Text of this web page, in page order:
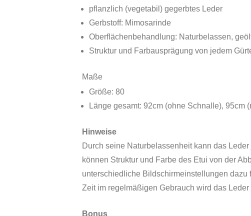
pflanzlich (vegetabil) gegerbtes Leder
Gerbstoff: Mimosarinde
Oberflächenbehandlung: Naturbelassen,
Struktur und Farbausprägung von jedem
Maße
Größe: 80
Länge gesamt: 92cm (ohne Schnalle), 95cm
Hinweise
Durch seine Naturbelassenheit kann das
können Struktur und Farbe des Etui von der
unterschiedliche Bildschirmeinstellungen
Zeit im regelmäßigen Gebrauch wird das
Bonus